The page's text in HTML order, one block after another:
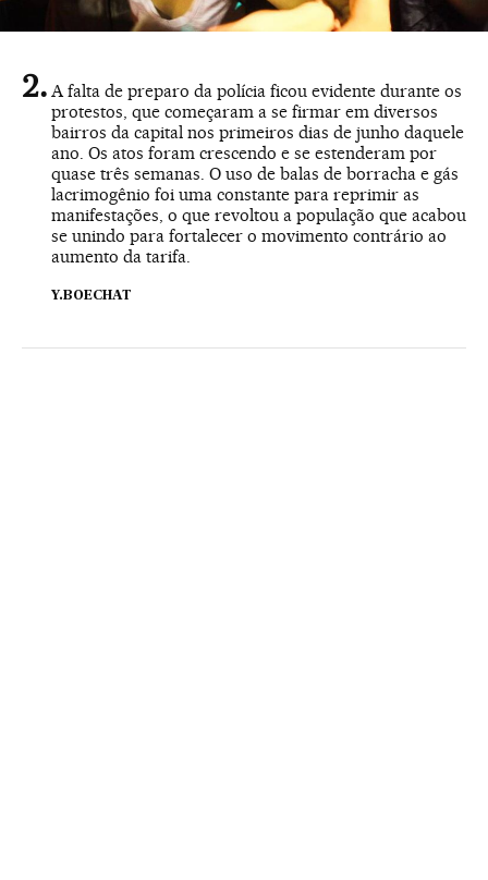
A falta de preparo da polícia ficou evidente durante os
protestos, que começaram a se firmar em diversos
bairros da capital nos primeiros dias de junho daquele
ano. Os atos foram crescendo e se estenderam por
quase três semanas. O uso de balas de borracha e gás
lacrimogênio foi uma constante para reprimir as
manifestações, o que revoltou a população que acabou
se unindo para fortalecer o movimento contrário ao
aumento da tarifa.
Y.BOECHAT